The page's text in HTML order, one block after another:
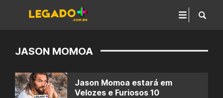
JASON MOMOA
Jason Momoa estará em
Velozes e Furiosos 10